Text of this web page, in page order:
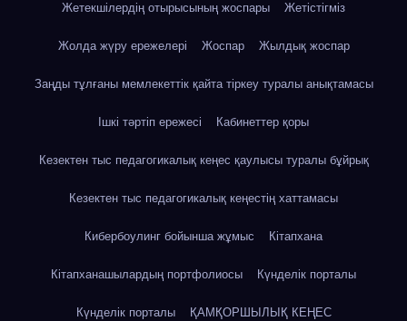
Жетекшілердің отырысының жоспары Жетістігміз
Жолда жүру ережелері Жоспар Жылдық жоспар
Заңды тұлғаны мемлекеттік қайта тіркеу туралы анықтамасы
Ішкі тәртіп ережесі Кабинеттер қоры
Кезектен тыс педагогикалық кеңес қаулысы туралы бұйрық
Кезектен тыс педагогикалық кеңестің хаттамасы
Кибербоулинг бойынша жұмыс Кітапхана
Кітапханашылардың портфолиосы Күнделік порталы
Күнделік порталы ҚАМҚОРШЫЛЫҚ КЕҢЕС